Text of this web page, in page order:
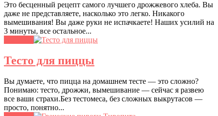
Это бесценный рецепт самого лучшего дрожжевого хлеба. Вы
даже не представляете, насколько это легко. Никакого
вымешивания! Вы даже руки не испачкаете! Наших усилий на
3 минуты, все остальное...
Тесто для пиццы
Вы думаете, что пицца на домашнем тесте — это сложно?
Понимаю: тесто, дрожжи, вымешивание — сейчас я развею
все ваши страхи.Без тестомеса, без сложных выкрутасов —
просто, понятно...